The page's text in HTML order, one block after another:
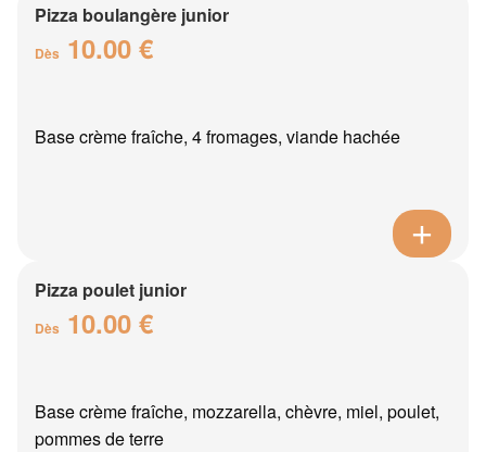
Pizza boulangère junior
Dès 10.00 €
Base crème fraîche, 4 fromages, viande hachée
Pizza poulet junior
Dès 10.00 €
Base crème fraîche, mozzarella, chèvre, miel, poulet,
pommes de terre